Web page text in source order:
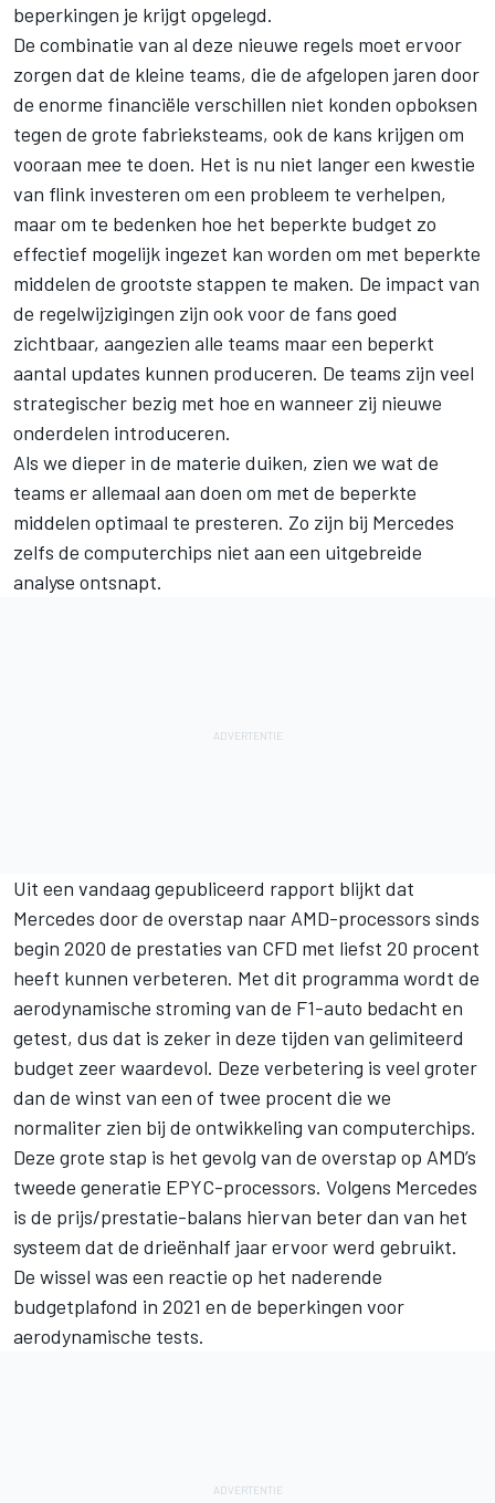
beperkingen je krijgt opgelegd.
De combinatie van al deze nieuwe regels moet ervoor
zorgen dat de kleine teams, die de afgelopen jaren door
de enorme financiële verschillen niet konden opboksen
tegen de grote fabrieksteams, ook de kans krijgen om
vooraan mee te doen. Het is nu niet langer een kwestie
van flink investeren om een probleem te verhelpen,
maar om te bedenken hoe het beperkte budget zo
effectief mogelijk ingezet kan worden om met beperkte
middelen de grootste stappen te maken. De impact van
de regelwijzigingen zijn ook voor de fans goed
zichtbaar, aangezien alle teams maar een beperkt
aantal updates kunnen produceren. De teams zijn veel
strategischer bezig met hoe en wanneer zij nieuwe
onderdelen introduceren.
Als we dieper in de materie duiken, zien we wat de
teams er allemaal aan doen om met de beperkte
middelen optimaal te presteren. Zo zijn bij Mercedes
zelfs de computerchips niet aan een uitgebreide
analyse ontsnapt.
Uit een vandaag gepubliceerd rapport blijkt dat
Mercedes door de overstap naar AMD-processors sinds
begin 2020 de prestaties van CFD met liefst 20 procent
heeft kunnen verbeteren. Met dit programma wordt de
aerodynamische stroming van de F1-auto bedacht en
getest, dus dat is zeker in deze tijden van gelimiteerd
budget zeer waardevol. Deze verbetering is veel groter
dan de winst van een of twee procent die we
normaliter zien bij de ontwikkeling van computerchips.
Deze grote stap is het gevolg van de overstap op AMD’s
tweede generatie EPYC-processors. Volgens Mercedes
is de prijs/prestatie-balans hiervan beter dan van het
systeem dat de drieënhalf jaar ervoor werd gebruikt.
De wissel was een reactie op het naderende
budgetplafond in 2021 en de beperkingen voor
aerodynamische tests.